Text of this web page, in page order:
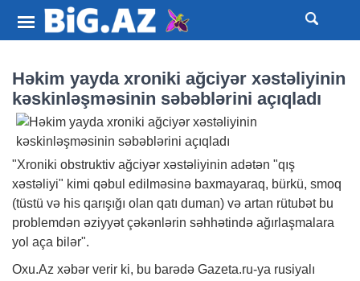
Həkim yayda xroniki ağciyər xəstəliyinin
kəskinləşməsinin səbəblərini açıqladı
"Xroniki obstruktiv ağciyər xəstəliyinin adətən "qış
xəstəliyi" kimi qəbul edilməsinə baxmayaraq, bürkü, smoq
(tüstü və his qarışığı olan qatı duman) və artan rütubət bu
problemdən əziyyət çəkənlərin səhhətində ağırlaşmalara
yol aça bilər".
Oxu.Az xəbər verir ki, bu barədə Gazeta.ru-ya rusiyalı